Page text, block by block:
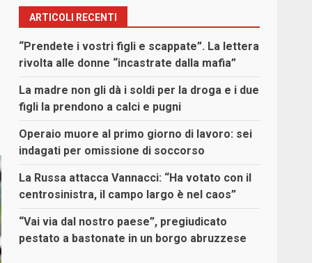
ARTICOLI RECENTI
“Prendete i vostri figli e scappate”. La lettera
rivolta alle donne “incastrate dalla mafia”
La madre non gli dà i soldi per la droga e i due
figli la prendono a calci e pugni
Operaio muore al primo giorno di lavoro: sei
indagati per omissione di soccorso
La Russa attacca Vannacci: “Ha votato con il
centrosinistra, il campo largo è nel caos”
“Vai via dal nostro paese”, pregiudicato
pestato a bastonate in un borgo abruzzese